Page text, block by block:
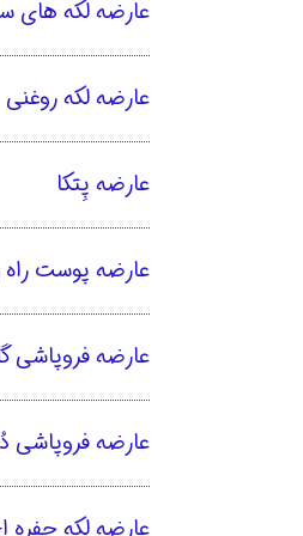
عارضه لکه های
عارضه لکه روغنی
عارضه پِتکا
عارضه پوست راه
عارضه فروپاشی
عارضه فروپاشی
عارضه لکه حفره